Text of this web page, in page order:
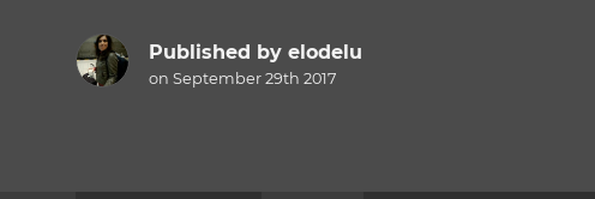
Published by elodelu
on September 29th 2017